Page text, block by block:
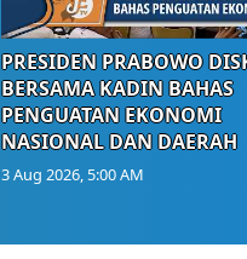
PRESIDEN PRABOWO
BERSAMA KADIN BAHAS
PENGUATAN EKONOMI
NASIONAL DAN DAERAH
3 Aug 2026, 5:00 AM